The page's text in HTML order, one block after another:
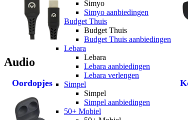
Simyo
Simyo aanbiedingen
Budget Thuis
Budget Thuis
Budget Thuis aanbiedingen
Lebara
Lebara
Lebara aanbiedingen
Lebara verlengen
Simpel
Simpel
Simpel aanbiedingen
50+ Mobiel
Audio
Oordopjes